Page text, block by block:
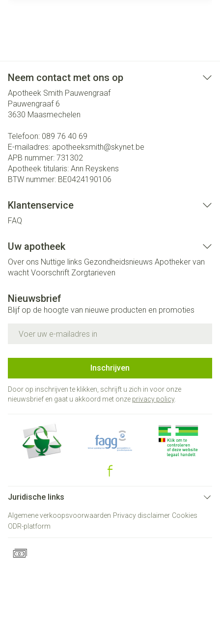
Neem contact met ons op
Apotheek Smith Pauwengraaf
Pauwengraaf 6
3630 Maasmechelen
Telefoon: 089 76 40 69
E-mailadres: apotheeksmith@skynet.be
APB nummer: 731302
Apotheek titularis: Ann Reyskens
BTW nummer: BE0424190106
Klantenservice
FAQ
Uw apotheek
Over ons Nuttige links Gezondheidsnieuws Apotheker van
wacht Voorschrift Zorgtarieven
Nieuwsbrief
Blijf op de hoogte van nieuwe producten en promoties
Inschrijven
Door op inschrijven te klikken, schrijft u zich in voor onze
nieuwsbrief en gaat u akkoord met onze privacy policy.
Juridische links
Algemene verkoopsvoorwaarden Privacy disclaimer Cookies
ODR-platform